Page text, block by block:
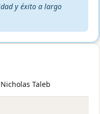
y éxito a largo
Taleb